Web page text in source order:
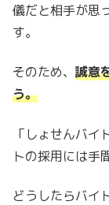
儀だと相手が思
す。
そのため、 誠意
う。
「しょせんバ
トの採用には手
どうしたらバイ